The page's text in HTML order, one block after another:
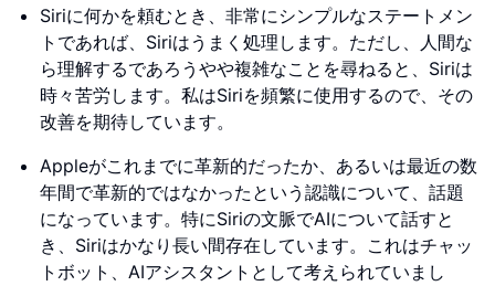
Siriに何かを頼むとき、非常にシンプルなステートメン
トであれば、Siriはうまく処理します。ただし、人間な
ら理解するであろうやや複雑なことを尋ねると、Siriは
時々苦労します。私はSiriを頻繁に使用するので、その
改善を期待しています。
Appleがこれまでに革新的だったか、あるいは最近の数
年間で革新的ではなかったという認識について、話題
になっています。特にSiriの文脈でAIについて話すと
き、Siriはかなり長い間存在しています。これはチャッ
トボット、AIアシスタントとして考えられていまし